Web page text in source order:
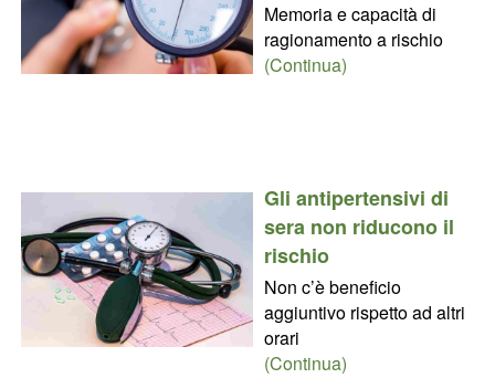
Memoria e capacità di
ragionamento a rischio
(Continua)
Gli antipertensivi di
sera non riducono il
rischio
Non c’è beneficio
aggiuntivo rispetto ad altri
orari
(Continua)